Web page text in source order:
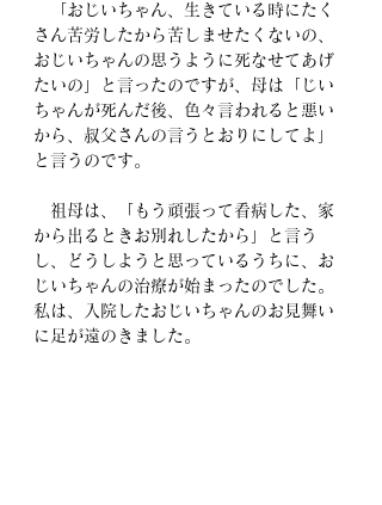
「おじいちゃん、生きている時にたく
さん苦労したから苦しませたくないの、
おじいちゃんの思うように死なせてあげ
たいの」と言ったのですが、母は「じい
ちゃんが死んだ後、色々言われると悪い
から、叔父さんの言うとおりにしてよ」
と言うのです。
祖母は、「もう頑張って看病した、家
から出るときお別れしたから」と言う
し、どうしようと思っているうちに、お
じいちゃんの治療が始まったのでした。
私は、入院したおじいちゃんのお見舞い
に足が遠のきました。